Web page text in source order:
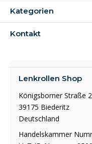
Kategorien
Kontakt
Lenkrollen Shop
Königsborner Straße
39175 Biederitz
Deutschland
Handelskammer